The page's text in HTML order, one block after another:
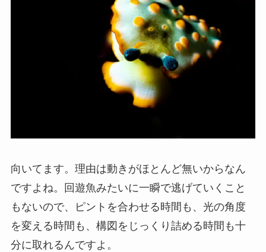
向いてます。理由は動きがほとんど無いからなん
ですよね。回遊魚みたいに一瞬で逃げていくこと
もないので、ピントを合わせる時間も、光の角度
を変える時間も、構図をじっくり詰める時間も十
分に取れるんですよ。